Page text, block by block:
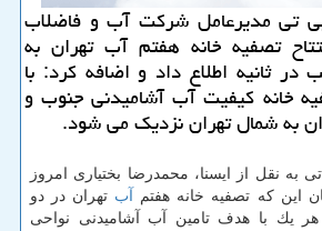
تی مدیرعامل شركت آب و فاضلاب
تصفیه خانه هفتم آب تهران به
ثانیه اطلاع داد و اضافه كرد: با
خانه كیفیت آب آشامیدنی جنوب و
به شمال تهران نزدیك می شود.
نقل از ایسنا، محمدرضا بختیاری امروز
این كه تصفیه خانه هفتم آب تهران در دو
یك با هدف تامین آب آشامیدنی نواحی